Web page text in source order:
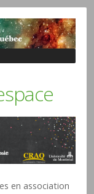
en association